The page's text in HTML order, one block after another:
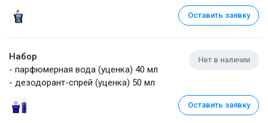
Оставить заявку
Набор
- парфюмерная вода (уценка) 40 мл
- дезодорант-спрей (уценка) 50 мл
Нет в наличии
Оставить заявку